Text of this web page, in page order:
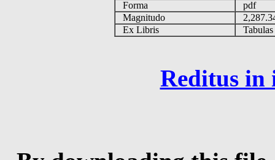
Forma
pdf
Magnitudo
Ex Libris
Reditus in